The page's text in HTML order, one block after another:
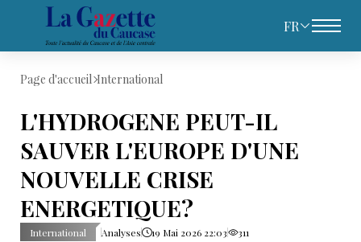
FR
Page d'accueil International
L'HYDROGENE PEUT-IL
SAUVER L'EUROPE D'UNE
NOUVELLE CRISE
ENERGETIQUE?
International Analyses 19 Mai 2026 22:03 311